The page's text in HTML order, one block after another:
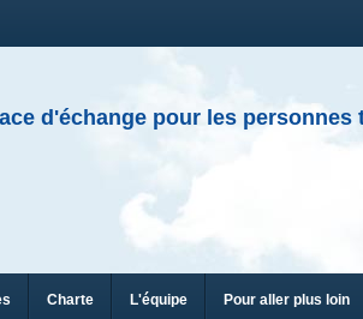
d'échange pour les personnes
Charte L'équipe Pour aller plus loin